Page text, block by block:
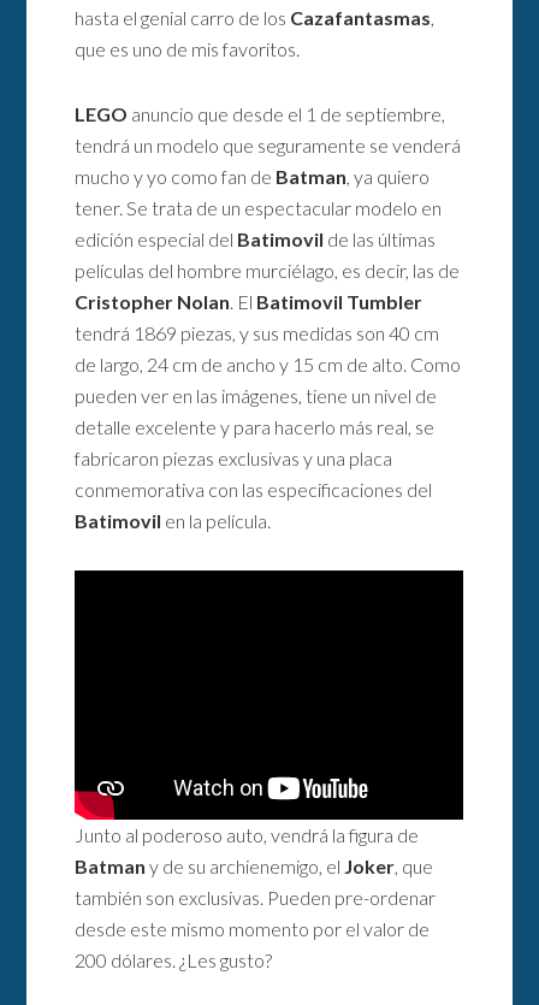
hasta el genial carro de los Cazafantasmas,
que es uno de mis favoritos.
LEGO anuncio que desde el 1 de septiembre,
tendrá un modelo que seguramente se venderá
mucho y yo como fan de Batman, ya quiero
tener. Se trata de un espectacular modelo en
edición especial del Batimovil de las últimas
películas del hombre murciélago, es decir, las de
Cristopher Nolan. El Batimovil Tumbler
tendrá 1869 piezas, y sus medidas son 40 cm
de largo, 24 cm de ancho y 15 cm de alto. Como
pueden ver en las imágenes, tiene un nivel de
detalle excelente y para hacerlo más real, se
fabricaron piezas exclusivas y una placa
conmemorativa con las especificaciones del
Batimovil en la película.
Junto al poderoso auto, vendrá la figura de
Batman y de su archienemigo, el Joker, que
también son exclusivas. Pueden pre-ordenar
desde este mismo momento por el valor de
200 dólares. ¿Les gusto?